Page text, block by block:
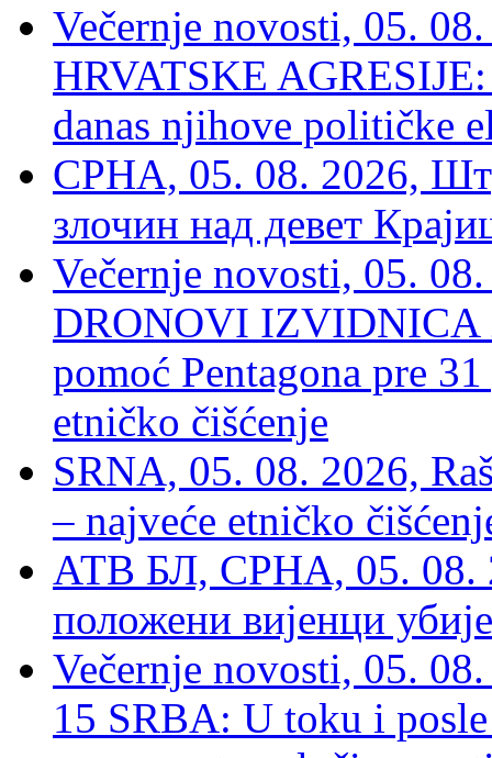
Večernje novosti, 05.
HRVATSKE
danas njihove političke
СРНА, 05. 08. 2026,
злочин над девет
Večernje novosti, 05.
DRONOVI IZVIDNICA
pomoć Pentagona pre
etničko čišćenje
SRNA, 05. 08. 2026,
– najveće etničko
АТВ БЛ, СРНА, 05. 08.
положени вијенци
Večernje novosti, 05.
15 SRBA: U toku i